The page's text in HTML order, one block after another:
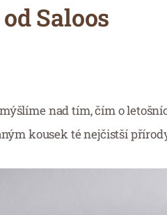
Saloos
nad tím, čím o
kousek té nejčistší